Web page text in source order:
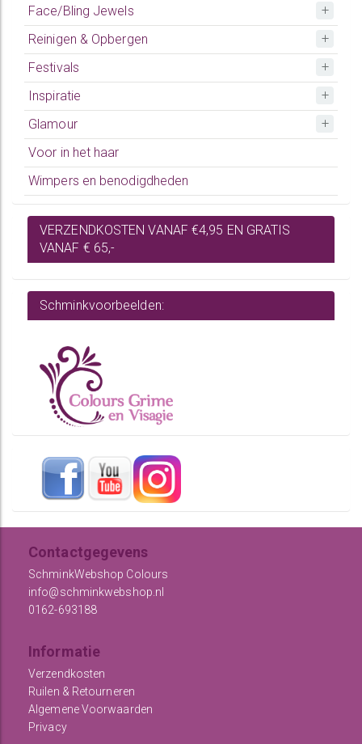
Face/Bling Jewels
Reinigen & Opbergen
Festivals
Inspiratie
Glamour
Voor in het haar
Wimpers en benodigdheden
VERZENDKOSTEN VANAF €4,95 EN GRATIS
VANAF € 65,-
Schminkvoorbeelden:
Contactgegevens
SchminkWebshop Colours
info@schminkwebshop.nl
0162-693188
Informatie
Verzendkosten
Ruilen & Retourneren
Algemene Voorwaarden
Privacy